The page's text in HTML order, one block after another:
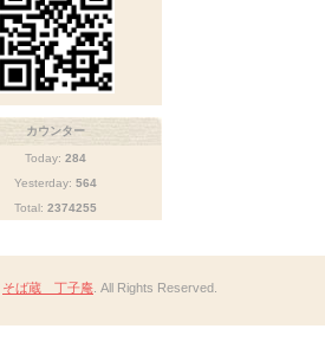
カウンター
Today: 284
Yesterday: 564
Total: 2374255
そば蔵 丁子庵 . All Rights Reserved.